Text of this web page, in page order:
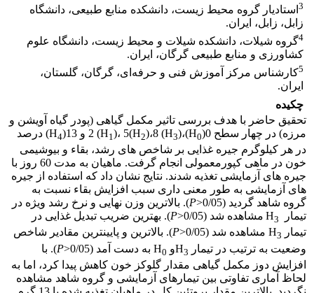
3 استادیار گروه محیط زیست، دانشکده منابع طبیعی، دانشگاه
زابل، زابل، ایران.
4گروه شیلات، دانشکده شیلات و محیط زیست، دانشگاه علوم
کشاورزی و منابع طبیعی گرگان، ایران.
5کارشناس مرکز آموزش فنی و حرفه‌ای، گرگان، گلستان،
ایران.
چکیده
تحقیق حاضر با هدف بررسی تاثیر مکمل گیاهی (پودر گیاه آویشن و
مرزه) در چهار سطح 0(H
0 )،2 (H 1)، 5(H2)،8 (H3) و 13(H 4
) درصد
در هر کیلوگرم جیره غذایی ﺑﺮ شاخص ­های رشد، بقاء و بیوشیمی
خون در ﻣﺎﻫﯽ کپورمعمولی انجام گرفت. ماهیان به مدت 60 روز با
جیره­ های آزمایشی تغذیه شدند. نتایج نشان داد که استفاده از جیره
­های آزمایشی به­ طور معنی­ داری سبب افزایش بقاء نسبت به
گروه شاهد گردید (0/05<
P). بالاترین وزن نهایی و نرخ رشد ویژه در
تیمار H
3 مشاهده شد (0/05< P). بهترین ضریب تبدیل غذایی در
تیمار H
3 مشاهده شد (0/05< P). بالاترین و پایین­ترین مقادیر شاخص
وضعیت به­ ترتیب در تیمار H
3 و H 0 به­ دست آمد (0/05< P). با
افزایش دوز مکمل گیاهی مقدار گلوکز خون کاهش پیدا کرد، اما به
لحاظ آماری تفاوتی بین تیمارهای آزمایشی و گروه شاهد مشاهده